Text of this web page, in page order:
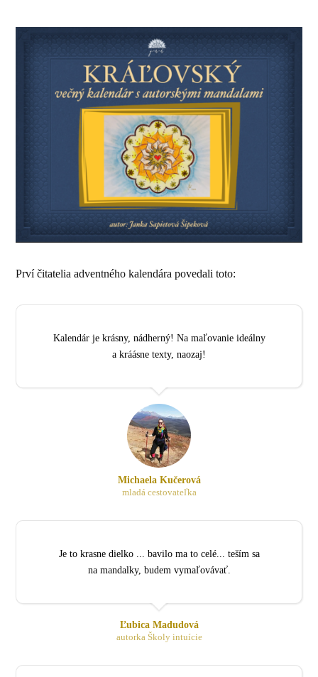
Prví čitatelia adventného kalendára povedali toto:
Kalendár je krásny, nádherný! Na maľovanie ideálny
a kráásne texty, naozaj!
Michaela Kučerová
mladá cestovateľka
Je to krasne dielko ... bavilo ma to celé... teším sa
na mandalky, budem vymaľovávať.
Ľubica Madudová
autorka Školy intuície